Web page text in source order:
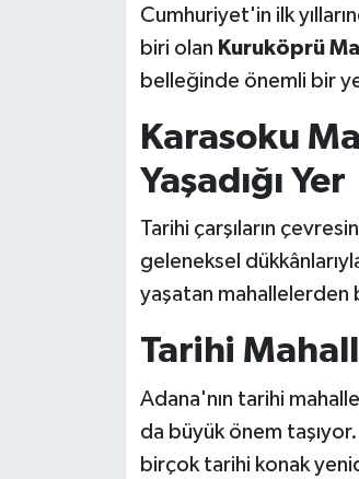
Cumhuriyet'in ilk
biri olan Kuruköprü
belleğinde önemli bir
Karasoku
Yaşadığı Yer
Tarihi çarşıların
geleneksel
yaşatan mahallelerden
Tarihi
Adana'nın tarihi
da büyük önem
birçok tarihi konak